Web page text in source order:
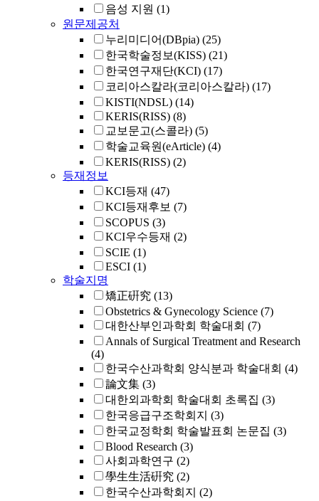
음성 지원 (1)
원문제공처
누리미디어(DBpia) (25)
한국학술정보(KISS) (21)
한국연구재단(KCI) (17)
코리아스칼라(코리아스칼라) (17)
KISTI(NDSL) (14)
KERIS(RISS) (8)
교보문고(스콜라) (5)
학술교육원(eArticle) (4)
KERIS(RISS) (2)
등재정보
KCI등재 (47)
KCI등재후보 (7)
SCOPUS (3)
KCI우수등재 (2)
SCIE (1)
ESCI (1)
학술지명
矯正硏究 (13)
Obstetrics & Gynecology Science (7)
대한산부인과학회 학술대회 (7)
Annals of Surgical Treatment and Research
(4)
한국수산과학회 양식분과 학술대회 (4)
論文集 (3)
대한외과학회 학술대회 초록집 (3)
한국응급구조학회지 (3)
한국교정학회 학술발표회 논문집 (3)
Blood Research (3)
사회과학연구 (2)
學生生活硏究 (2)
한국수산과학회지 (2)